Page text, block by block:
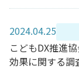
2024.04.25
こどもDX推進
効果に関する調